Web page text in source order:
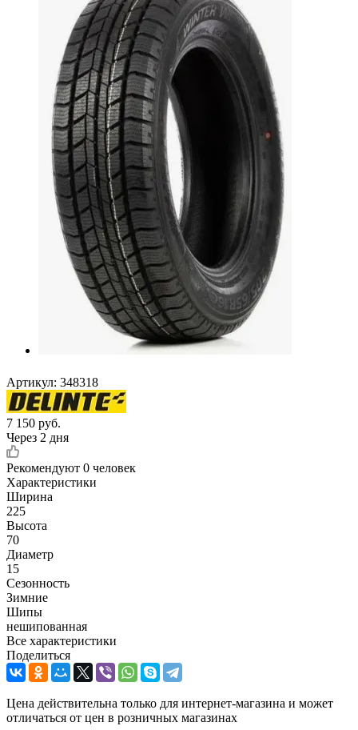
Артикул: 348318
7 150 руб.
Через 2 дня
Рекомендуют 0 человек
Характеристики
Ширина
225
Высота
70
Диаметр
15
Сезонность
Зимние
Шипы
нешипованная
Все характеристики
Поделиться
Цена действительна только для интернет-магазина и может
отличаться от цен в розничных магазинах